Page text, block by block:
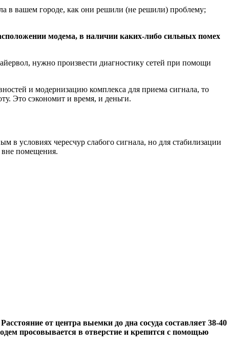
в вашем городе, как они решили (не решили) проблему;
модема, в наличии каких-либо сильных помех
нужно произвести диагностику сетей при помощи
и модернизацию комплекса для приема сигнала, то
Это сэкономит и время, и деньги.
в условиях чересчур слабого сигнала, но для стабилизации
вне помещения.
от центра выемки до дна сосуда составляет 38-40
просовывается в отверстие и крепится с помощью